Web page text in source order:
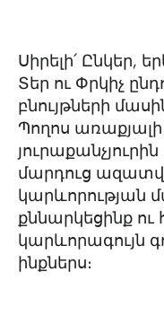
Սիրելի՛ Ընկեր,
Տեր ու Փրկիչ
բնույթների
Պողոս առաքյալի
մարդուց
կարևորության
քննարկեցինք
կարևորագույն
ինքներս։